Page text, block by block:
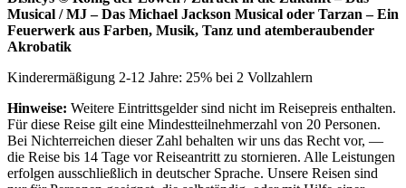
Musical / MJ – Das Michael Jackson Musical oder Tarzan – Ein
Feuerwerk aus Farben, Musik, Tanz und atemberaubender
Akrobatik
Kinderermäßigung 2-12 Jahre: 25% bei 2 Vollzahlern
Hinweise: Weitere Eintrittsgelder sind nicht im Reisepreis enthalten.
Für diese Reise gilt eine Mindestteilnehmerzahl von 20 Personen.
Bei Nichterreichen dieser Zahl behalten wir uns das Recht vor, —
die Reise bis 14 Tage vor Reiseantritt zu stornieren. Alle Leistungen
erfolgen ausschließlich in deutscher Sprache. Unsere Reisen sind